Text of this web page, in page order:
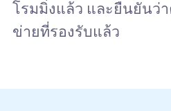
โรมมิ่งแล้ว และยืนยันว่
ข่ายที่รองรับแล้ว